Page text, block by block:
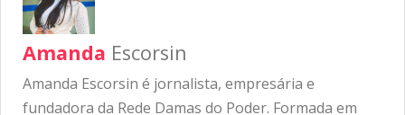
Amanda Escorsin
Amanda Escorsin é jornalista, empresária e
fundadora da Rede Damas do Poder. Formada em